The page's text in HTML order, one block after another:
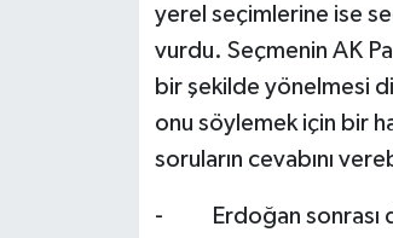
yerel seçimlerine ise
vurdu. Seçmenin AK
bir şekilde yönelmesi
onu söylemek için bir
soruların cevabını
- Erdoğan sonrası